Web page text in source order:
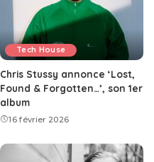
Tech House
Chris Stussy annonce ‘Lost,
Found & Forgotten…’, son 1er
album
16 février 2026